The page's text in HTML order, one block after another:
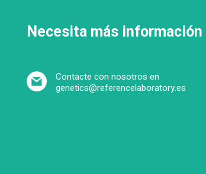
Necesita más información
Contacte con nosotros en
genetics@referencelaboratory.es